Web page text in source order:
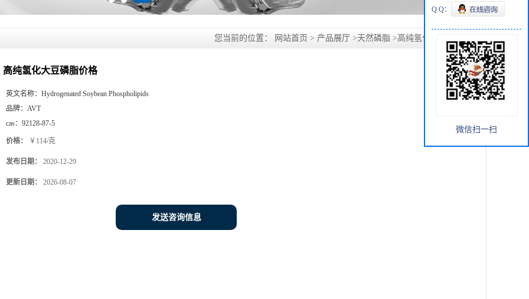
您当前的位置： 网站首页 > 产品展厅 >天然磷脂 >高纯氢化大豆磷脂价格
高纯氢化大豆磷脂价格
英文名称： Hydrogenated Soybean Phospholipids
品牌： AVT
cas： 92128-87-5
价格： ￥114/克
发布日期： 2020-12-29
更新日期： 2026-08-07
发送咨询信息
Q Q：
微信扫一扫